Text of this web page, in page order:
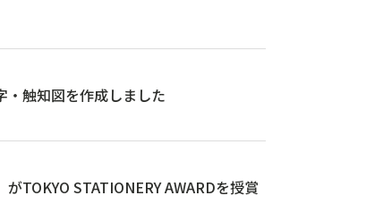
・触知図を作成しました
TOKYO STATIONERY AWARDを授賞